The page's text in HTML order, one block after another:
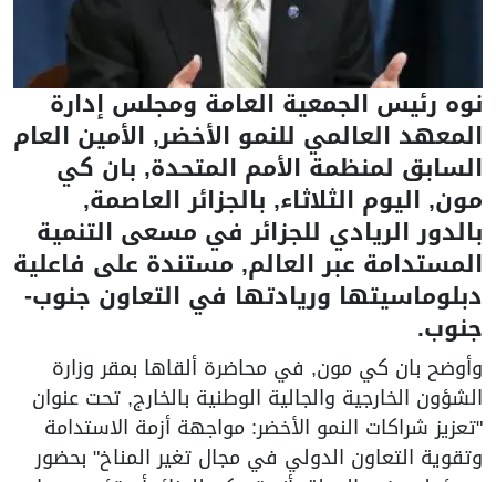
نوه رئيس الجمعية العامة ومجلس إدارة
المعهد العالمي للنمو الأخضر, الأمين العام
السابق لمنظمة الأمم المتحدة, بان كي
مون, اليوم الثلاثاء, بالجزائر العاصمة,
بالدور الريادي للجزائر في مسعى التنمية
المستدامة عبر العالم, مستندة على فاعلية
دبلوماسيتها وريادتها في التعاون جنوب-
جنوب.
وأوضح بان كي مون, في محاضرة ألقاها بمقر وزارة
الشؤون الخارجية والجالية الوطنية بالخارج, تحت عنوان
"تعزيز شراكات النمو الأخضر: مواجهة أزمة الاستدامة
وتقوية التعاون الدولي في مجال تغير المناخ" بحضور